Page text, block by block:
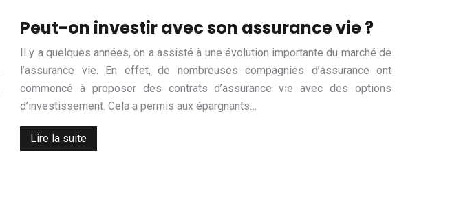
Peut-on investir avec son assurance vie ?
Il y a quelques années, on a assisté à une évolution importante du marché de
l’assurance vie. En effet, de nombreuses compagnies d’assurance ont
commencé à proposer des contrats d’assurance vie avec des options
d’investissement. Cela a permis aux épargnants…
Lire la suite